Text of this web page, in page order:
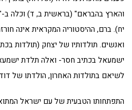
והארץ בהבראם" (בראשית ב, ד) וכלה ב-
יח). ברם, ההיסטוריה המקראית אינה
ואנשים. תולדותיו של יצחק (תולדות
ישמעאל בכתיב חסר- ואלה תלדת
לשיאם בתולדות האחרון, הולדתו של
התפתחותו הטבעית של עם ישראל